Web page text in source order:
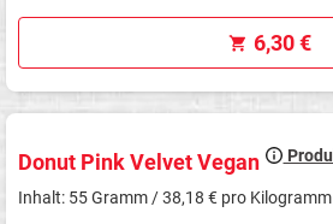
6,30 €
Donut Pink Velvet Vegan
Inhalt: 55 Gramm / 38,18 € pro Kilogramm